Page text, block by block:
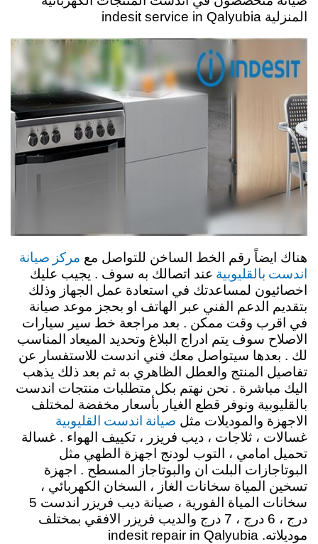
المنزلية indesit service in Qalyubia
هناك ايضاً رقم الخط الساخن للتواصل مع مركز صيانة
اندست بالقليوبية عند اتصالك به سوف . يجيب عليك
اخصائيون لمساعدتك في استعادة عمل الجهاز وذلك
بتقديم الدعم الفني عبر الهاتف او بحجز موعد صيانة
في اقرب وقت ممكن . بعد مراجعة خط سير سيارات
الاصلاح سوف يتم ادراج البلاغ وتحديد الميعاد المناسب
لك . بعدها سيتواصل معك فني اندست للاستفسار عن
تفاصيل المنتج والعطل الظاهري به ثم بعد ذلك يذهب
اليك مباشرة . نحن نهتم بكل متطلبات منتجات اندست
بالقليوبية ونوفر قطع الغيار بأسعار مخفضة لمختلف
الاجهزة والموديلات مثل صيانة اندست القليوبية
غسالات ، ثلاجات ، ديب فريزر ، تكييف الهواء . غسالة
تحميل امامي ، التوب لودنج اجهزة الطهي مثل
البوتاجازات البلت ان والبوتاجاز المسطح . اجهزة
تسخين المياة سخانات الغاز ، السخان الكهربائي ،
سخانات المياة الفورية ، صيانة ديب فريزر اندست 5
درج ، 6 درج ، 7 درج والديب فريزر الافقي بمختلف
موديلاته. indesit repair in Qalyubia